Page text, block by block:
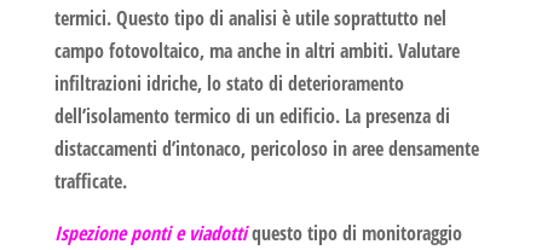
termici. Questo tipo di analisi è utile soprattutto nel
campo fotovoltaico, ma anche in altri ambiti. Valutare
infiltrazioni idriche, lo stato di deterioramento
dell’isolamento termico di un edificio. La presenza di
distaccamenti d’intonaco, pericoloso in aree densamente
trafficate.
Ispezione ponti e viadottiquesto tipo di monitoraggio